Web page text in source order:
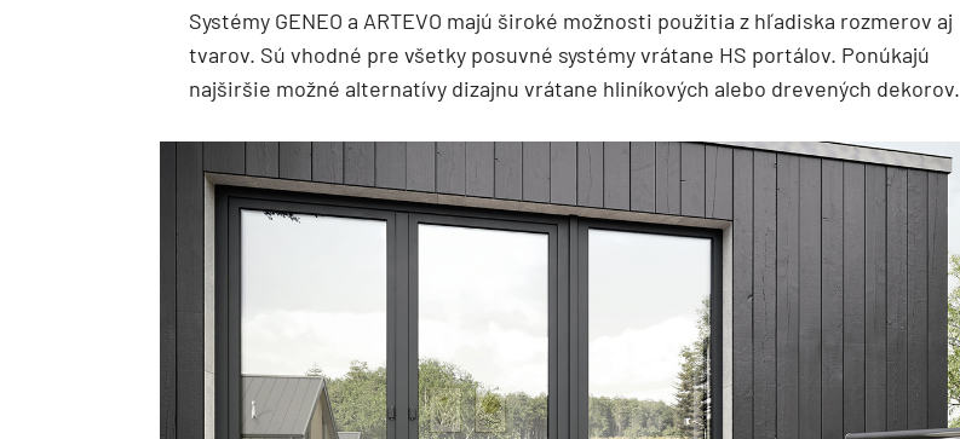
Systémy GENEO a ARTEVO majú široké možnosti použitia z hľadiska rozmerov aj
tvarov. Sú vhodné pre všetky posuvné systémy vrátane HS portálov. Ponúkajú
najširšie možné alternatívy dizajnu vrátane hliníkových alebo drevených dekorov.